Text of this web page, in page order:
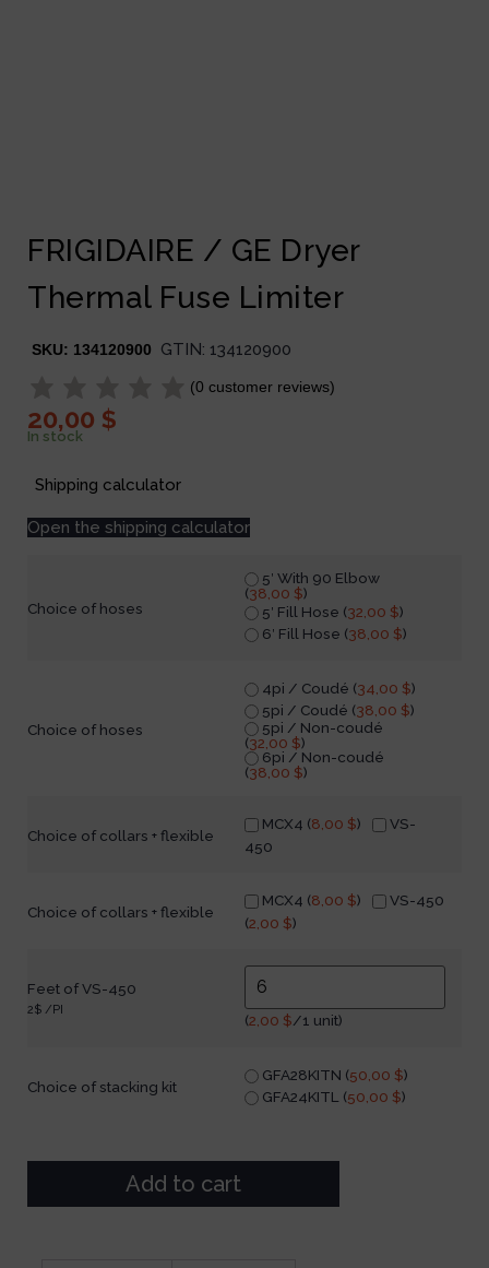
FRIGIDAIRE / GE Dryer
Thermal Fuse Limiter
SKU: 134120900 GTIN: 134120900
(0 customer reviews)
20,00 $
In stock
Shipping calculator
Open the shipping calculator
Choice of hoses
5′ With 90 Elbow
(38,00 $)
5′ Fill Hose (32,00 $)
6′ Fill Hose (38,00 $)
Choice of hoses
4pi / Coudé (34,00 $)
5pi / Coudé (38,00 $)
5pi / Non-coudé
(32,00 $)
6pi / Non-coudé
(38,00 $)
Choice of collars + flexible
MCX4 (8,00 $)
VS-
450
Choice of collars + flexible
MCX4 (8,00 $)
VS-450
(2,00 $)
Feet of VS-450
2$ /PI
(2,00 $/1 unit)
Choice of stacking kit
GFA28KITN (50,00 $)
GFA24KITL (50,00 $)
Add to cart